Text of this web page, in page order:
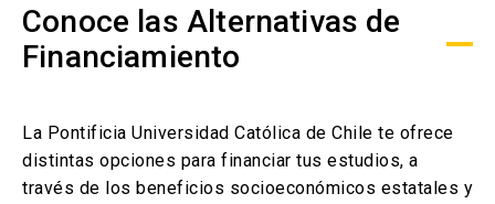
Conoce las Alternativas de
Financiamiento
La Pontificia Universidad Católica de Chile te ofrece
distintas opciones para financiar tus estudios, a
través de los beneficios socioeconómicos estatales y